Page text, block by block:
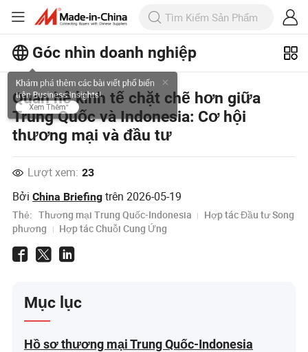
Góc nhìn doanh nghiệp
Khám phá thêm các bài viết phổ biến
trên Business Insights!
Xem Thêm
Quan hệ kinh tế chặt chẽ hơn giữa
Trung Quốc và Indonesia: Cơ hội
thương mại và đầu tư
Lượt xem: 23
BởiChina Briefing trên2026-05-19
Thẻ: Thương mại Trung Quốc-Indonesia
Hợp tác Đầu tư Song
phương
Hợp tác Chuỗi Cung Ứng
Mục lục
Hồ sơ thương mại Trung Quốc-Indonesia